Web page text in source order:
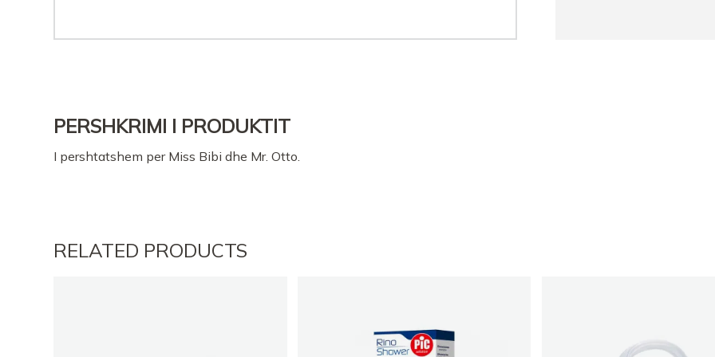
PERSHKRIMI I PRODUKTIT
I pershtatshem per Miss Bibi dhe Mr. Otto.
RELATED PRODUCTS